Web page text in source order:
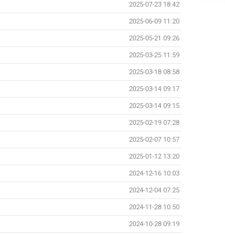
2025-07-23 18:42
2025-06-09 11:20
2025-05-21 09:26
2025-03-25 11:59
2025-03-18 08:58
2025-03-14 09:17
2025-03-14 09:15
2025-02-19 07:28
2025-02-07 10:57
2025-01-12 13:20
2024-12-16 10:03
2024-12-04 07:25
2024-11-28 10:50
2024-10-28 09:19